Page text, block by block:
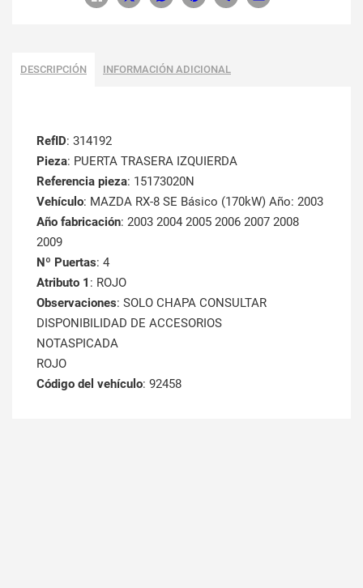
DESCRIPCIÓN INFORMACIÓN ADICIONAL
RefID: 314192
Pieza: PUERTA TRASERA IZQUIERDA
Referencia pieza: 15173020N
Vehículo: MAZDA RX-8 SE Básico (170kW) Año: 2003
Año fabricación: 2003 2004 2005 2006 2007 2008
2009
Nº Puertas: 4
Atributo 1 : ROJO
Observaciones: SOLO CHAPA CONSULTAR
DISPONIBILIDAD DE ACCESORIOS
NOTASPICADA
ROJO
Código del vehículo: 92458